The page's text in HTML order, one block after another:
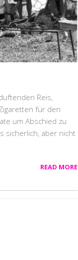
Reis,
für den
um Abschied zu
sicherlich, aber nicht
READ MORE